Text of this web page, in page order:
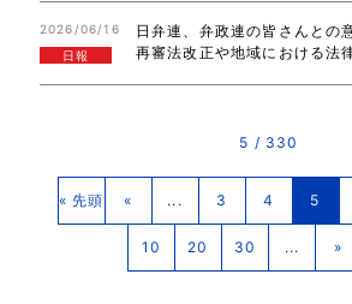
来訪と続きました。ありがと
2026/06/16
日報
日弁連、弁政連の皆さんとの
再審法改正や地域における法
5 / 330
« 先頭 « ... 3 4 5
10 20 30 ... »